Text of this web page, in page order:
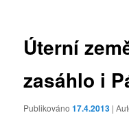
Úterní
zasáhlo i
Publikováno17.4.2013 |